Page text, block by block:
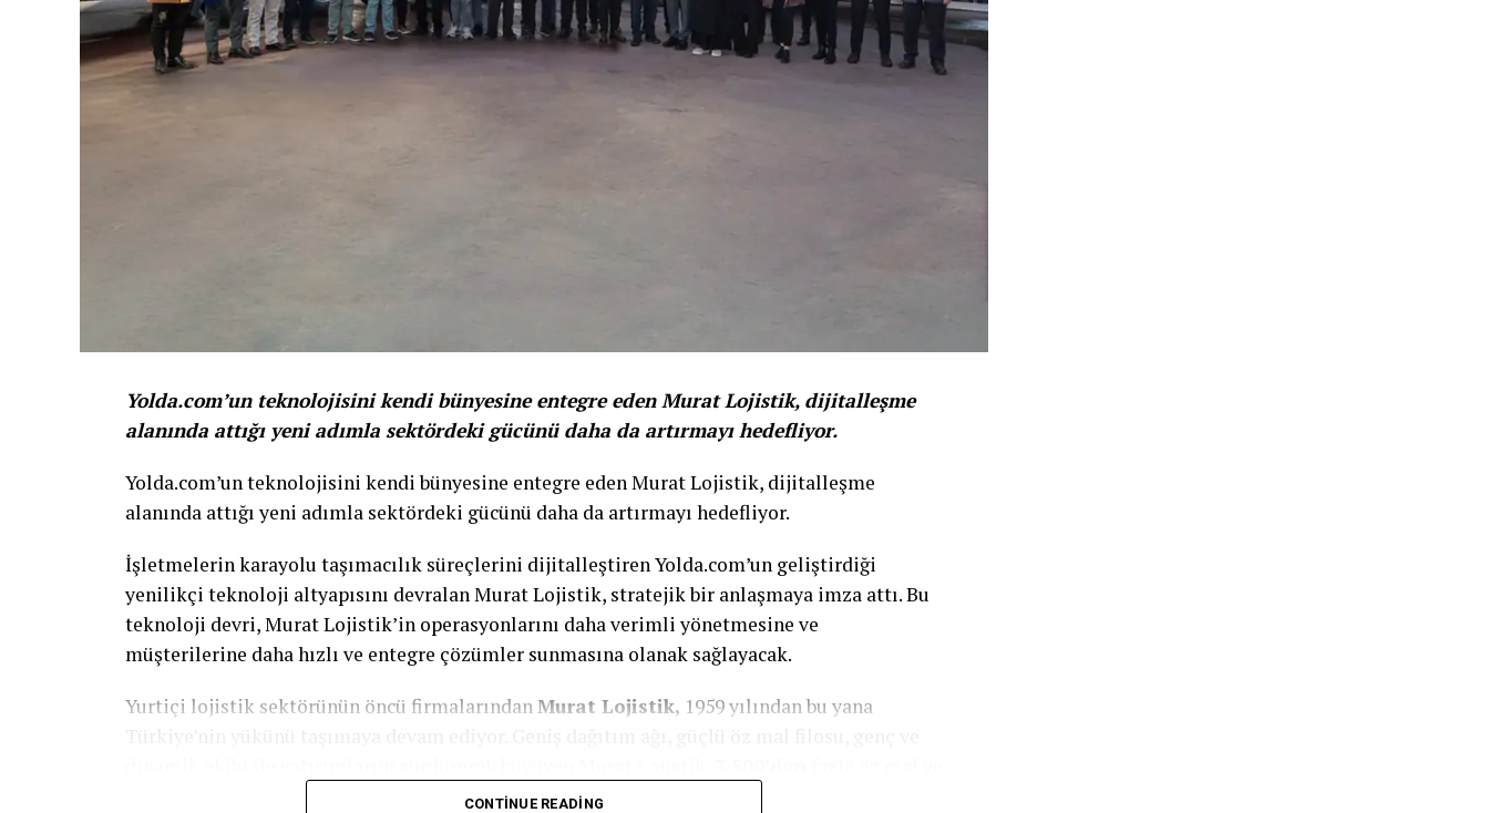
Yolda.com’un teknolojisini kendi bünyesine entegre eden Murat Lojistik, dijitalleşme
alanında attığı yeni adımla sektördeki gücünü daha da artırmayı hedefliyor.
Yolda.com’un teknolojisini kendi bünyesine entegre eden Murat Lojistik, dijitalleşme
alanında attığı yeni adımla sektördeki gücünü daha da artırmayı hedefliyor.
İşletmelerin karayolu taşımacılık süreçlerini dijitalleştiren Yolda.com’un geliştirdiği
yenilikçi teknoloji altyapısını devralan Murat Lojistik, stratejik bir anlaşmaya imza attı. Bu
teknoloji devri, Murat Lojistik’in operasyonlarını daha verimli yönetmesine ve
müşterilerine daha hızlı ve entegre çözümler sunmasına olanak sağlayacak.
Yurtiçi lojistik sektörünün öncü firmalarındanMurat Lojistik, 1959 yılından bu yana
kiralık filomuzla soğuk, donuk, kuru gıda ve gıda dışı gönderileri, Türkiye’nin her noktasına
CONTINUE READING